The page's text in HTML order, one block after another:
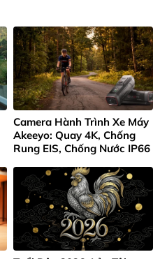
Camera Hành Trình Xe Máy
Akeeyo: Quay 4K, Chống
Rung EIS, Chống Nước IP66